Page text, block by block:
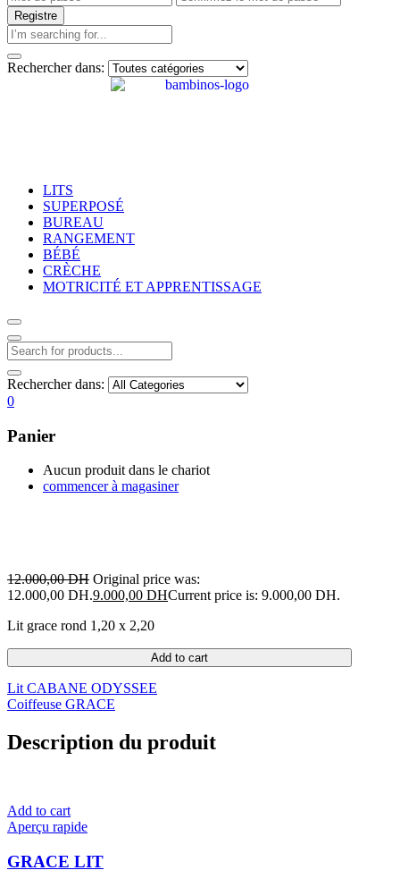
Rechercher dans:
LITS
SUPERPOSÉ
BUREAU
RANGEMENT
BÉBÉ
CRÈCHE
MOTRICITÉ ET APPRENTISSAGE
Rechercher dans:
0
Panier
Aucun produit dans le chariot
commencer à magasiner
12.000,00DH Original price was:
12.000,00 DH.9.000,00 DHCurrent price is: 9.000,00 DH.
Lit grace rond 1,20 x 2,20
Add to cart
Lit CABANE ODYSSEE
Coiffeuse GRACE
Description du produit
Add to cart
Aperçu rapide
GRACE LIT